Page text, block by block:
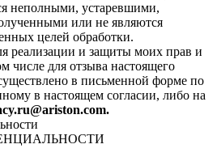
неполными, устаревшими,
или не являются
целей обработки.
реализации и защиты моих прав и
числе для отзыва настоящего
в письменной форме по
в настоящем согласии, либо на